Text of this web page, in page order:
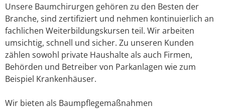
Unsere Baumchirurgen gehören zu den Besten der
Branche, sind zertifiziert und nehmen kontinuierlich an
fachlichen Weiterbildungskursen teil. Wir arbeiten
umsichtig, schnell und sicher. Zu unseren Kunden
zählen sowohl private Haushalte als auch Firmen,
Behörden und Betreiber von Parkanlagen wie zum
Beispiel Krankenhäuser.
Wir bieten als Baumpflegemaßnahmen